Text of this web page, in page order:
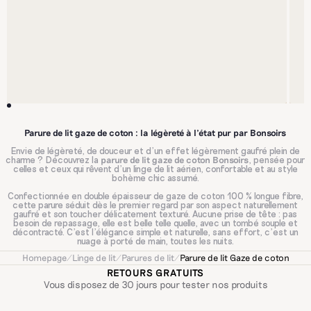
Parure de lit gaze de coton : la légèreté à l’état pur par Bonsoirs
Envie de légèreté, de douceur et d’un effet légèrement gaufré plein de
charme ? Découvrez la parure de lit gaze de coton Bonsoirs, pensée pour
celles et ceux qui rêvent d’un linge de lit aérien, confortable et au style
bohème chic assumé.
Confectionnée en double épaisseur de gaze de coton 100 % longue fibre,
cette parure séduit dès le premier regard par son aspect naturellement
gaufré et son toucher délicatement texturé. Aucune prise de tête : pas
besoin de repassage, elle est belle telle quelle, avec un tombé souple et
décontracté. C’est l’élégance simple et naturelle, sans effort, c'est un
nuage à porté de main, toutes les nuits.
Chez Bonsoirs, notreparure de lit gaze de cotonest tissée et
confectionnée avec soin au Portugal, dans un atelier reconnu pour son
excellence. Ultra-respirante et douce, elle est idéale en toute saison : légère
en été, confortable à la mi-saison, elle régule naturellement la température
Homepage/Linge de lit/Parures de lit/Parure de lit Gaze de coton
RETOURS GRATUITS
Vous disposez de 30 jours pour tester nos produits